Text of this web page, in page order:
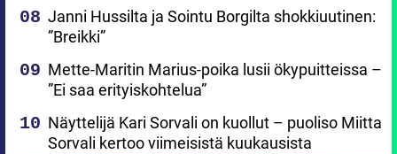
Janni Hussilta ja Sointu Borgilta shokkiuutinen:
”Breikki”
Mette-Maritin Marius-poika lusii ökypuitteissa –
”Ei saa erityiskohtelua”
Näyttelijä Kari Sorvali on kuollut – puoliso Miitta
Sorvali kertoo viimeisistä kuukausista